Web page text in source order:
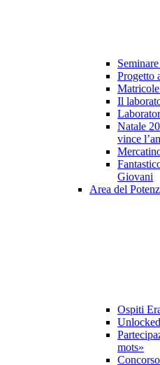
Progetto
Il
Natale
vince
Giovani
Area del
Ospiti
mots»